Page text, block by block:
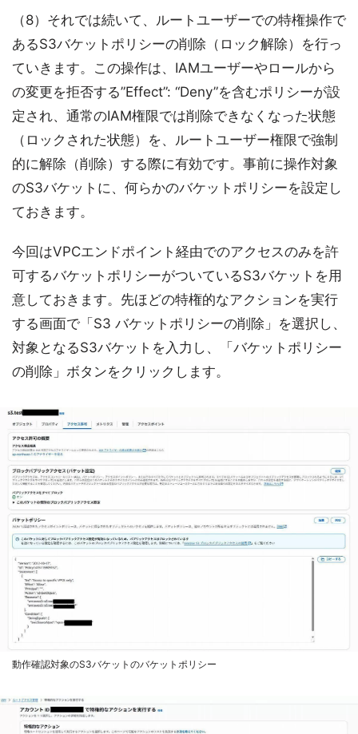
（8）それでは続いて、ルートユーザーでの特権操作で
あるS3バケットポリシーの削除（ロック解除）を行っ
ていきます。この操作は、IAMユーザーやロールから
の変更を拒否する”Effect”: “Deny”を含むポリシーが設
定され、通常のIAM権限では削除できなくなった状態
（ロックされた状態）を、ルートユーザー権限で強制
的に解除（削除）する際に有効です。事前に操作対象
のS3バケットに、何らかのバケットポリシーを設定し
ておきます。
今回はVPCエンドポイント経由でのアクセスのみを許
可するバケットポリシーがついているS3バケットを用
意しておきます。先ほどの特権的なアクションを実行
する画面で「S3 バケットポリシーの削除」を選択し、
対象となるS3バケットを入力し、「バケットポリシー
の削除」ボタンをクリックします。
動作確認対象のS3バケットのバケットポリシー